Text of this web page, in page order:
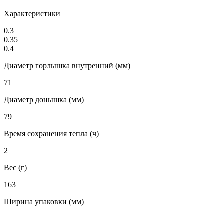
Характеристики
0.3
0.35
0.4
Диаметр горлышка внутренний (мм)
71
Диаметр донышка (мм)
79
Время сохранения тепла (ч)
2
Вес (г)
163
Ширина упаковки (мм)